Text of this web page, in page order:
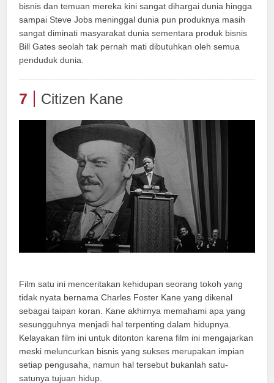
bisnis dan temuan mereka kini sangat dihargai dunia hingga
sampai Steve Jobs meninggal dunia pun produknya masih
sangat diminati masyarakat dunia sementara produk bisnis
Bill Gates seolah tak pernah mati dibutuhkan oleh semua
penduduk dunia.
7 Citizen Kane
Film satu ini menceritakan kehidupan seorang tokoh yang
tidak nyata bernama Charles Foster Kane yang dikenal
sebagai taipan koran. Kane akhirnya memahami apa yang
sesungguhnya menjadi hal terpenting dalam hidupnya.
Kelayakan film ini untuk ditonton karena film ini mengajarkan
meski meluncurkan bisnis yang sukses merupakan impian
setiap pengusaha, namun hal tersebut bukanlah satu-
satunya tujuan hidup.